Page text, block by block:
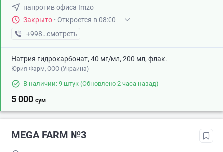
напротив офиса Imzo
Закрыто · Откроется в 08:00
+998 (71) XXX-XX-XX
смотреть
Натрия гидрокарбонат, 40 мг/мл, 200 мл, флак.
Юрия-Фарм, ООО (Украина)
В наличии: 9 штук (Обновлено 2 часа назад)
5 000 сум
MEGA FARM №3